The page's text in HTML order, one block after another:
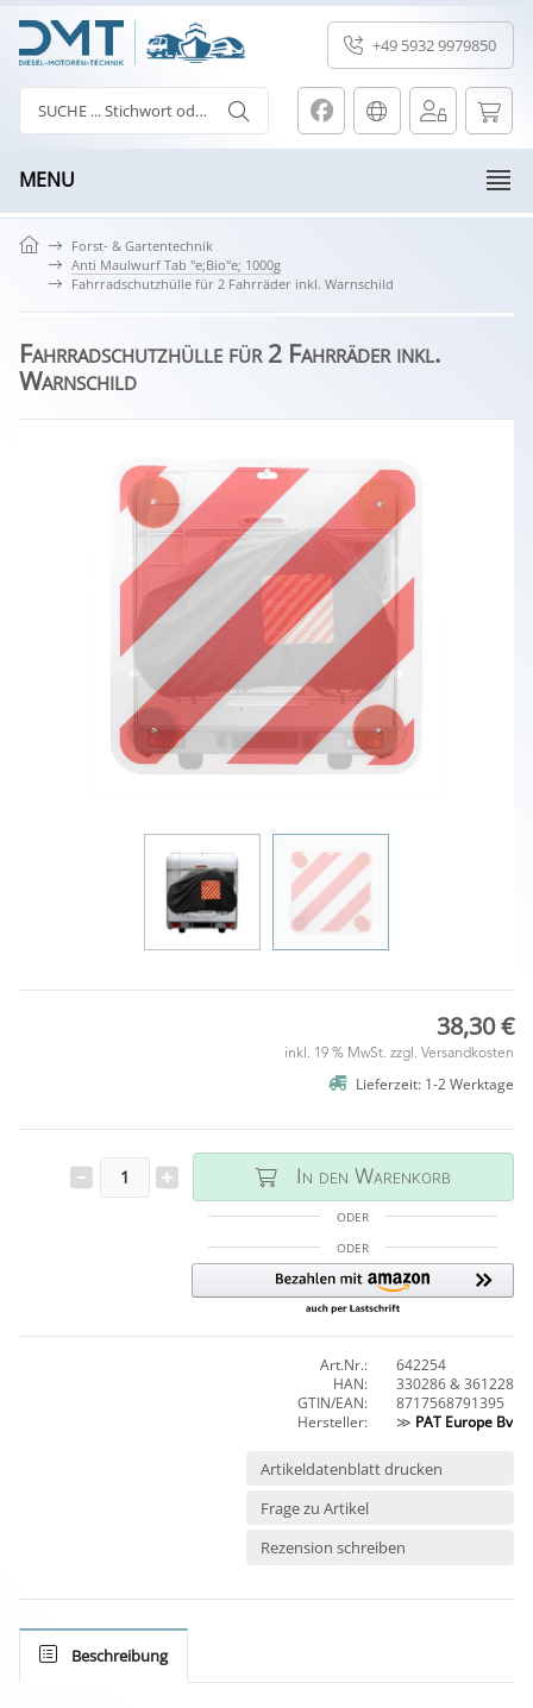
+49 5932 9979850
MENU
Forst- & Gartentechnik
Anti Maulwurf Tab "e;Bio"e; 1000g
Fahrradschutzhülle für 2 Fahrräder inkl. Warnschild
Fahrradschutzhülle für 2 Fahrräder inkl.
Warnschild
38,30 €
inkl. 19 % MwSt. zzgl. Versandkosten
Lieferzeit: 1-2 Werktage
In den Warenkorb
ODER
ODER
Art.Nr.:
642254
HAN:
330286 & 361228
GTIN/EAN:
8717568791395
Hersteller:
≫ PAT Europe Bv
Artikeldatenblatt drucken
Frage zu Artikel
Rezension schreiben
Beschreibung